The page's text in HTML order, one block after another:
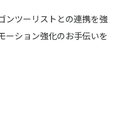
ンツーリストとの連携を強
ーション強化のお手伝いを